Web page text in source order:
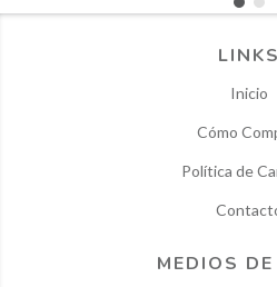
LINKS
Inicio
Cómo
Política de
MEDIOS